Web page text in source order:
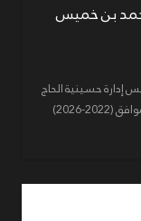
أحمد بن خميس
إدارة حسينية الحاج
أحمد بن خميس للدورة السابعة (1443 – 1447) هـ الموافق (2022-2026)